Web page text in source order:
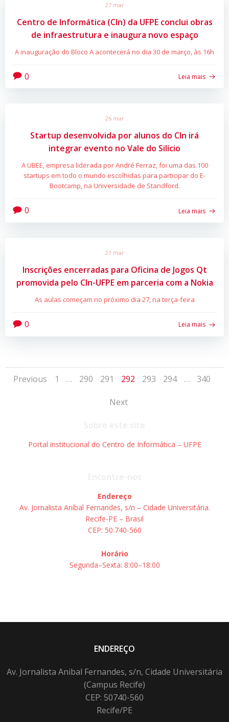
27 mar
Centro de Informática (CIn) da UFPE conclui obras
de infraestrutura e inaugura novo espaço
A inauguração do Bloco A acontecerá no dia 30 de março, às 16h
0 Leia mais
26 mar
Startup desenvolvida por alunos do CIn irá
integrar evento no Vale do Silício
A UBEE, empresa liderada por André Ferraz, foi uma das 100
startups em todo o mundo escolhidas para participar do E-
Bootcamp, na Universidade de Standford.
0 Leia mais
21 mar
Inscrições encerradas para Oficina de Jogos Qt
promovida pelo CIn-UFPE em parceria com a Nokia
As aulas começam no próximo dia 27, na terça-feira
0 Leia mais
Posts
navigation
Previous
Posts
navigation
Page
1 … Page
290 Page
291 Page
292 Page
293 Page
294 … Page
340
Posts
Next
Portal institucional do Centro de Informática – UFPE
Endereço
Av. Jornalista Aníbal Fernandes, s/n – Cidade Universitária.
Recife-PE – Brasil
CEP: 50.740-560
Horário
Segunda–Sexta: 8:00–18:00
ENDEREÇO
Av. Jornalista Anibal Fernandes, s/n, Cidade Universitária
(Campus Recife)
CEP: 50740-560
Recife/PE